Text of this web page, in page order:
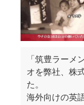
「筑豊ラーメ
オを弊社、株
た。
海外向けの英